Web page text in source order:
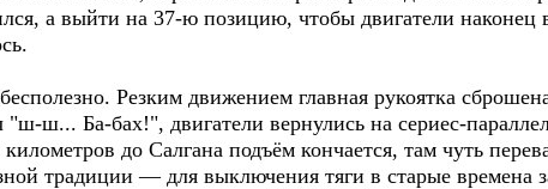
а выйти на 37-ю позицию, чтобы двигатели
Резким движением главная рукоятка
"ш-ш... Ба-бах!", двигатели вернулись на сериес-
километров до Салгана подъём кончается, там чуть
традиции — для выключения тяги в старые времена